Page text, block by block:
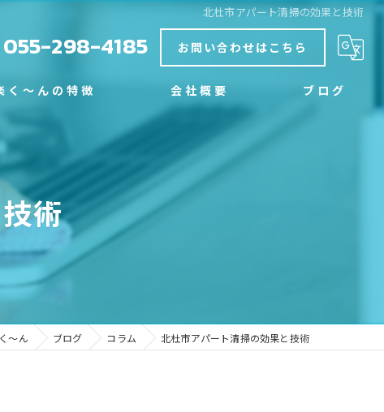
北杜市アパート清掃の効果と技術
055-298-4185 お問い合わせはこちら
く～んの特徴
グ
会社概要 ブログ
術
～ん ブログ コラム 北杜市アパート清掃の効果と技術